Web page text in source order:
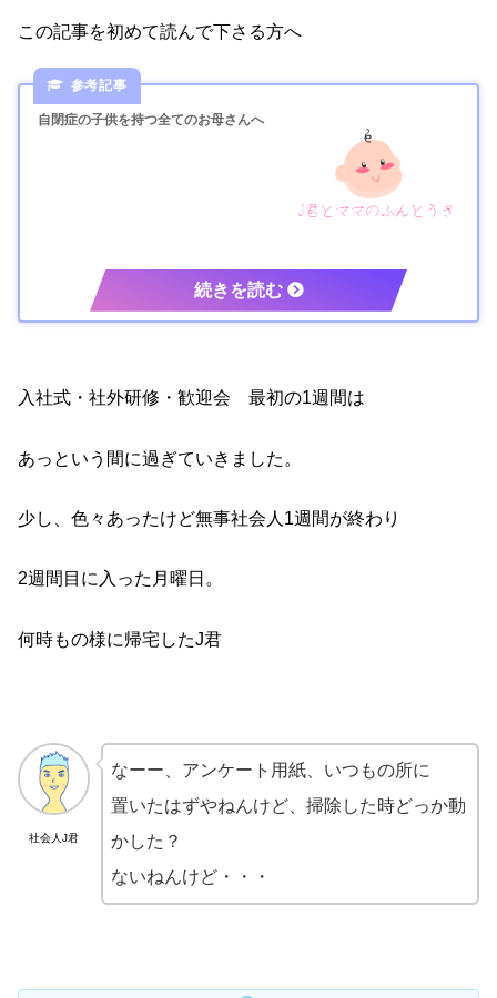
この記事を初めて読んで下さる方へ
自閉症の子供を持つ全てのお母さんへ
入社式・社外研修・歓迎会 最初の1週間は
あっという間に過ぎていきました。
少し、色々あったけど無事社会人1週間が終わり
2週間目に入った月曜日。
何時もの様に帰宅したJ君
社会人J君
なーー、アンケート用紙、いつもの所に
置いたはずやねんけど、掃除した時どっか動
かした？
ないねんけど・・・